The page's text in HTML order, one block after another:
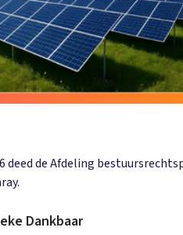
deed de Afdeling
Dankbaar